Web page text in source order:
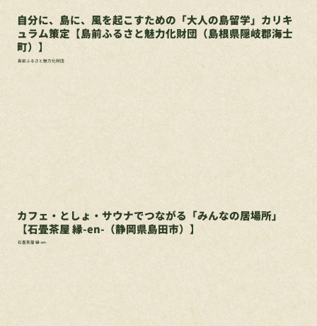
自分に、島に、風を起こすための「大人の島留学」カリキ
ュラム策定【島前ふるさと魅力化財団（島根県隠岐郡海士
町）】
島前ふるさと魅力化財団
カフェ・としょ・サウナでつながる「みんなの居場所」
【石畳茶屋 縁-en-（静岡県島田市）】
石畳茶屋 縁-en-